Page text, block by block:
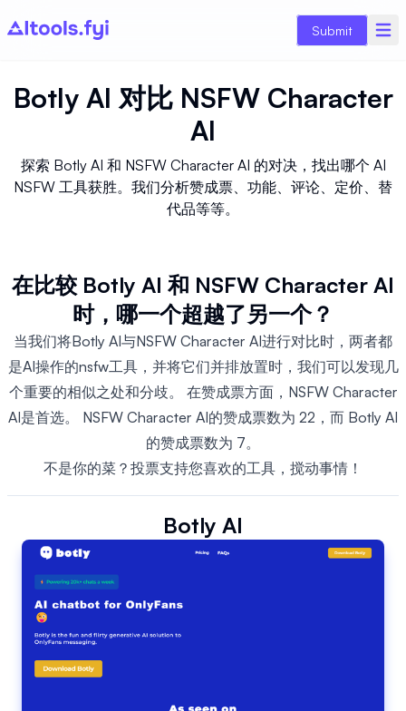
Submit
Botly AI 对比 NSFW Character
AI
探索 Botly AI 和 NSFW Character AI 的对决，找出哪个 AI
NSFW 工具获胜。我们分析赞成票、功能、评论、定价、替
代品等等。
在比较 Botly AI 和 NSFW Character AI
时，哪一个超越了另一个？
当我们将Botly AI与NSFW Character AI进行对比时，两者都
是AI操作的nsfw工具，并将它们并排放置时，我们可以发现几
个重要的相似之处和分歧。 在赞成票方面，NSFW Character
AI是首选。 NSFW Character AI的赞成票数为 22，而 Botly AI
的赞成票数为 7。
不是你的菜？投票支持您喜欢的工具，搅动事情！
Botly AI